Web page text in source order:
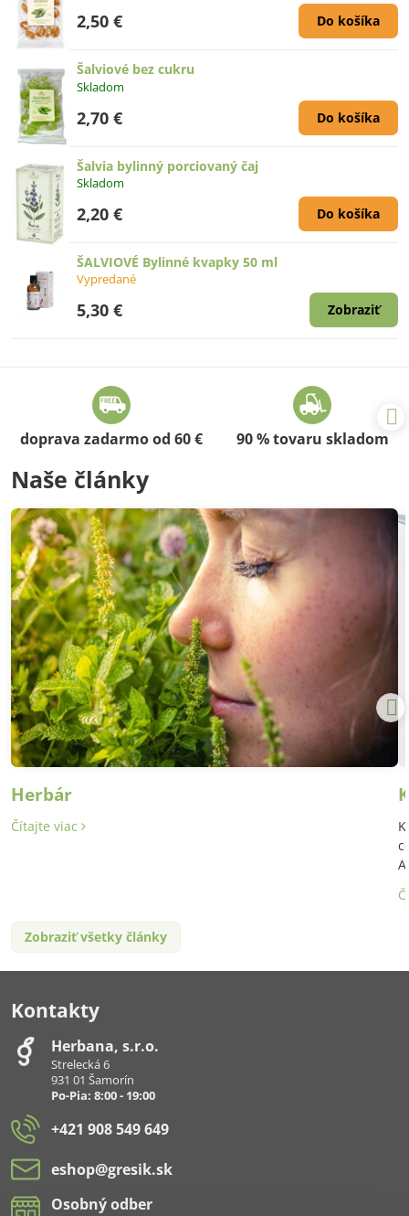
2,50 € Do košíka
Šalviové bez cukru
Skladom
2,70 € Do košíka
Šalvia bylinný porciovaný čaj
Skladom
2,20 € Do košíka
ŠALVIOVÉ Bylinné kvapky 50 ml
Vypredané
5,30 € Zobraziť
doprava zadarmo od 60 € 90 % tovaru skladom
Naše články
Herbár
Čítajte viac
Zobraziť všetky články
Kontakty
Herbana, s​.r​.o​.
Strelecká 6
931 01 Šamorín
Po-Pia: 8:00 - 19:00
+421 908 549 649
eshop​@gresik​.sk
Osobný odber